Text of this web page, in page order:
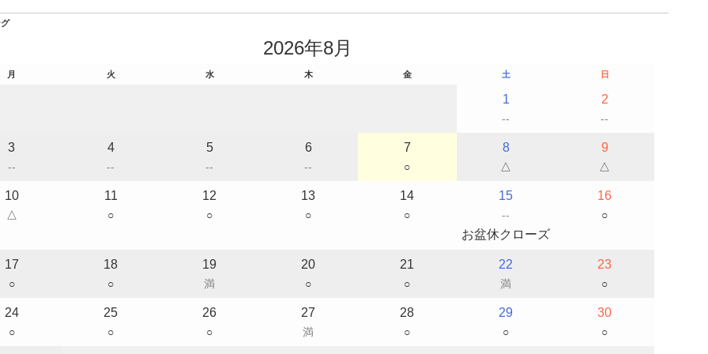
2026年8月
月 火 水 木 金 土 日
1
--
2
--
3
--
4
--
5
--
6
--
7
○
8
△
9
△
10
△
11
○
12
○
13
○
14
○
15
--
お盆休クローズ
16
○
17
○
18
○
19
満
20
○
21
○
22
満
23
○
24
○
25
○
26
○
27
満
28
○
29
○
30
○